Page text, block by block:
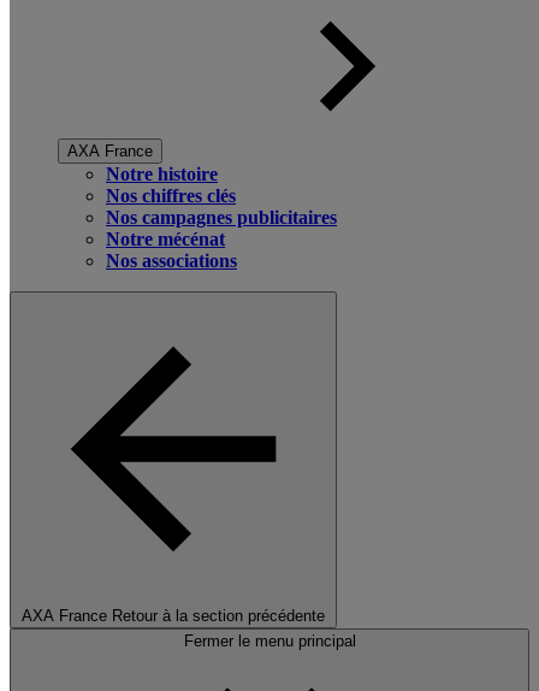
AXA France
Notre histoire
Nos chiffres clés
Nos campagnes publicitaires
Notre mécénat
Nos associations
AXA France Retour à la section précédente
Fermer le menu principal